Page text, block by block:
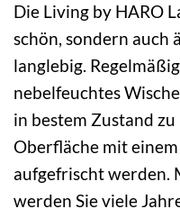
Die Living by HARO
schön, sondern auch
langlebig.
nebelfeuchtes
in bestem Zustand
Oberfläche mit
aufgefrischt werden.
werden Sie viele